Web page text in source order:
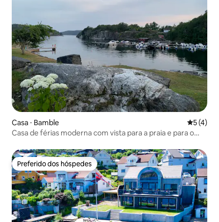
Casa ⋅ Bamble 5 de
5 (4)
Casa de férias moderna com vista para a praia e para o
Preferido dos hóspedes
Preferido dos hóspedes